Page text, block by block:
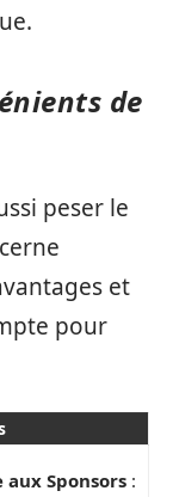
de
peser le
et
pour
aux Sponsors :